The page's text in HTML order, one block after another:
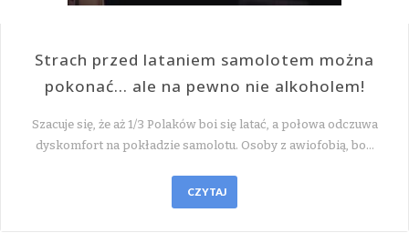
Strach przed lataniem samolotem można
pokonać… ale na pewno nie alkoholem!
Szacuje się, że aż 1/3 Polaków boi się latać, a połowa odczuwa
dyskomfort na pokładzie samolotu. Osoby z awiofobią, bo…
CZYTAJ